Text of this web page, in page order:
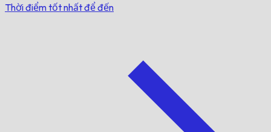
Thời điểm tốt nhất để đến